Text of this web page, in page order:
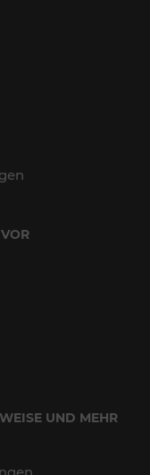
UND MEHR